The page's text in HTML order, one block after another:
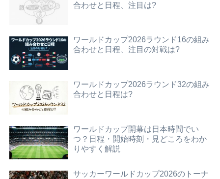
合わせと日程、注目は?
ワールドカップ2026ラウンド16の組み
合わせと日程、注目の対戦は?
ワールドカップ2026ラウンド32の組み
合わせと日程は?
ワールドカップ開幕は日本時間でい
つ？日程・開始時刻・見どころをわか
りやすく解説
サッカーワールドカップ2026のトーナ